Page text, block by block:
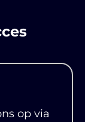
op via